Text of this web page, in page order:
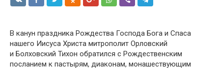
В канун праздника Рождества Господа Бога и Спаса
нашего Иисуса Христа митрополит Орловский
и Болховский Тихон обратился с Рождественским
посланием к пастырям, диаконам, монашествующим